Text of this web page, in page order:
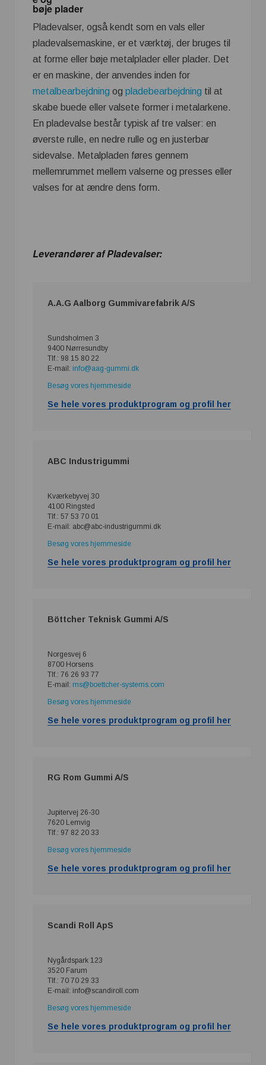
bøje plader
Pladevalser, også kendt som en vals eller
pladevalsemaskine, er et værktøj, der bruges til
at forme eller bøje metalplader eller plader. Det
er en maskine, der anvendes inden for
metalbearbejdning og pladebearbejdning til at
skabe buede eller valsete former i metalarkene.
En pladevalse består typisk af tre valser: en
øverste rulle, en nedre rulle og en justerbar
sidevalse. Metalpladen føres gennem
mellemrummet mellem valserne og presses eller
valses for at ændre dens form.
Leverandører af Pladevalser:
A.A.G Aalborg Gummivarefabrik A/S
Sundsholmen 3
9400 Nørresundby
Tlf.: 98 15 80 22
E-mail: info@aag-gummi.dk
Besøg vores hjemmeside
Se hele vores produktprogram og profil her
ABC Industrigummi
Kværkebyvej 30
4100 Ringsted
Tlf.: 57 53 70 01
E-mail: abc@abc-industrigummi.dk
Besøg vores hjemmeside
Se hele vores produktprogram og profil her
Böttcher Teknisk Gummi A/S
Norgesvej 6
8700 Horsens
Tlf.: 76 26 93 77
E-mail: ms@boettcher-systems.com
Besøg vores hjemmeside
Se hele vores produktprogram og profil her
RG Rom Gummi A/S
Jupitervej 26-30
7620 Lemvig
Tlf.: 97 82 20 33
Besøg vores hjemmeside
Se hele vores produktprogram og profil her
Scandi Roll ApS
Nygårdspark 123
3520 Farum
Tlf.: 70 70 29 33
E-mail: info@scandiroll.com
Besøg vores hjemmeside
Se hele vores produktprogram og profil her